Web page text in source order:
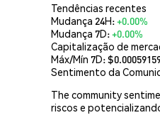
Tendências recentes
Mudança 24H:+0.00%
Mudança 7D:+0.00%
Capitalização de
Máx/Mín 7D: $
Sentimento da
The community
riscos e